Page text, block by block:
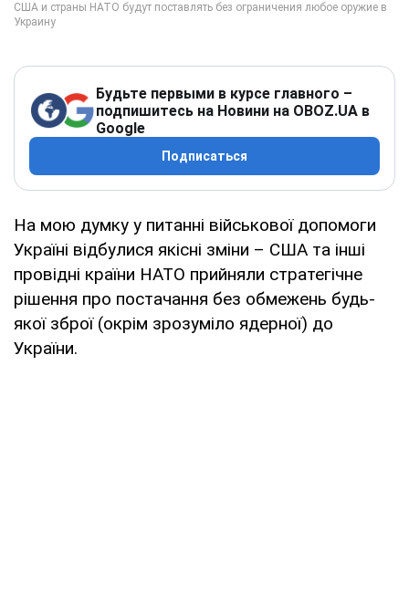
Будьте первыми в курсе главного –
подпишитесь на Новини на OBOZ.UA в
Google
Подписаться
На мою думку у питанні військової допомоги
Україні відбулися якісні зміни – США та інші
провідні країни НАТО прийняли стратегічне
рішення про постачання без обмежень будь-
якої зброї (окрім зрозуміло ядерної) до
України.